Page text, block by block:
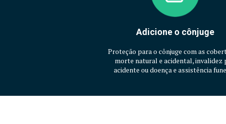
Adicione o cônjuge
Proteção para o cônjuge com as
morte natural e acidental, invalidez
acidente ou doença e assistência